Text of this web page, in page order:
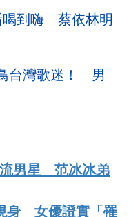
喝到嗨 蔡依林明
台灣歌迷！ 男
流男星 范冰冰弟
身 女優證實「罹